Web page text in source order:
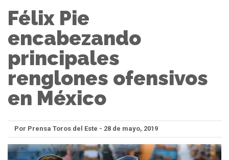
Félix Pie
encabezando
principales
renglones ofensivos
en México
Por Prensa Toros del Este - 28 de mayo, 2019